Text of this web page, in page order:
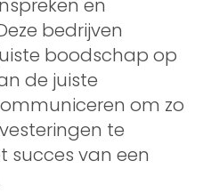
en
bedrijven
boodschap op
de juiste
om zo
te
succes van een